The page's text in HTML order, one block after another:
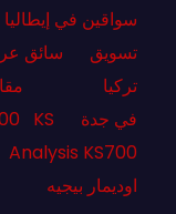
سواقين في إيطاليا
تسويق
سائق
تركيا
في جدة
KS
Analysis KS700
اوديمار بيجيه